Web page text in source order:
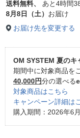
送料無料、 あと4時間
8月8日（土） お届け
お届け先を変更する
OM SYSTEM 夏のキ
期間中に対象商品を
40,000円分の選べる
対象商品はこちら
キャンペーン詳細は
購入期間：2026年6